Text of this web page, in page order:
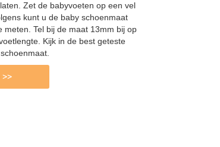
Zet de babyvoeten op een vel
kunt u de baby schoenmaat
Tel bij de maat 13mm bij op
Kijk in de best geteste